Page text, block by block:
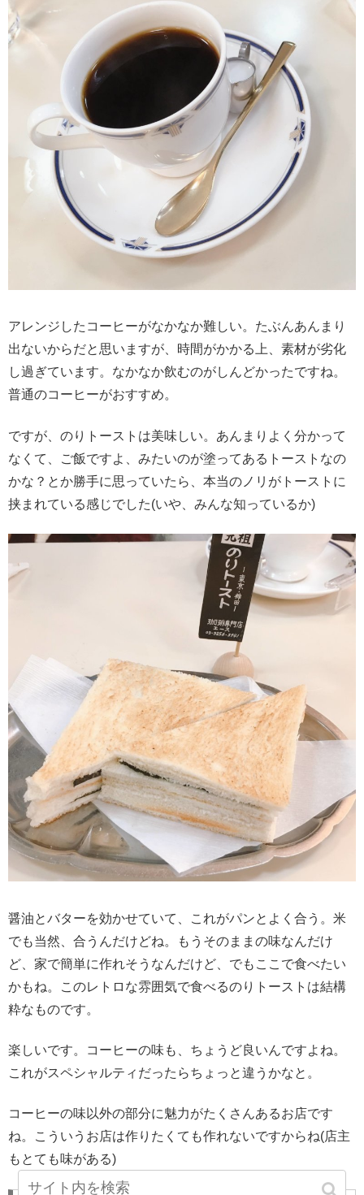
アレンジしたコーヒーがなかなか難しい。たぶんあんまり
出ないからだと思いますが、時間がかかる上、素材が劣化
し過ぎています。なかなか飲むのがしんどかったですね。
普通のコーヒーがおすすめ。
ですが、のりトーストは美味しい。あんまりよく分かって
なくて、ご飯ですよ、みたいのが塗ってあるトーストなの
かな？とか勝手に思っていたら、本当のノリがトーストに
挟まれている感じでした(いや、みんな知っているか)
醤油とバターを効かせていて、これがパンとよく合う。米
でも当然、合うんだけどね。もうそのままの味なんだけ
ど、家で簡単に作れそうなんだけど、でもここで食べたい
かもね。このレトロな雰囲気で食べるのりトーストは結構
粋なものです。
楽しいです。コーヒーの味も、ちょうど良いんですよね。
これがスペシャルティだったらちょっと違うかなと。
コーヒーの味以外の部分に魅力がたくさんあるお店です
ね。こういうお店は作りたくても作れないですからね(店主
もとても味がある)